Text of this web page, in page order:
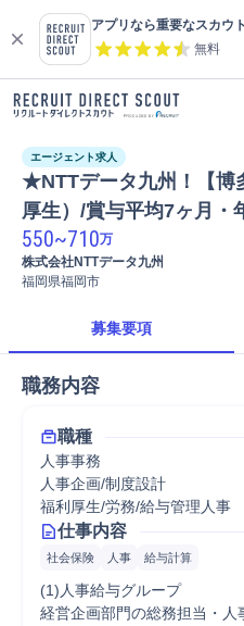
アプリなら重要なスカウ
無料
エージェント求人
★NTTデータ九州！【博
厚生）/賞与平均7ヶ月・
550~710万
株式会社NTTデータ九州
福岡県福岡市
募集要項
職務内容
職種
人事事務
人事企画/制度設計
福利厚生/労務/給与管理人事
仕事内容
社会保険 人事 給与計算
(1)人事給与グループ
経営企画部門の総務担当・